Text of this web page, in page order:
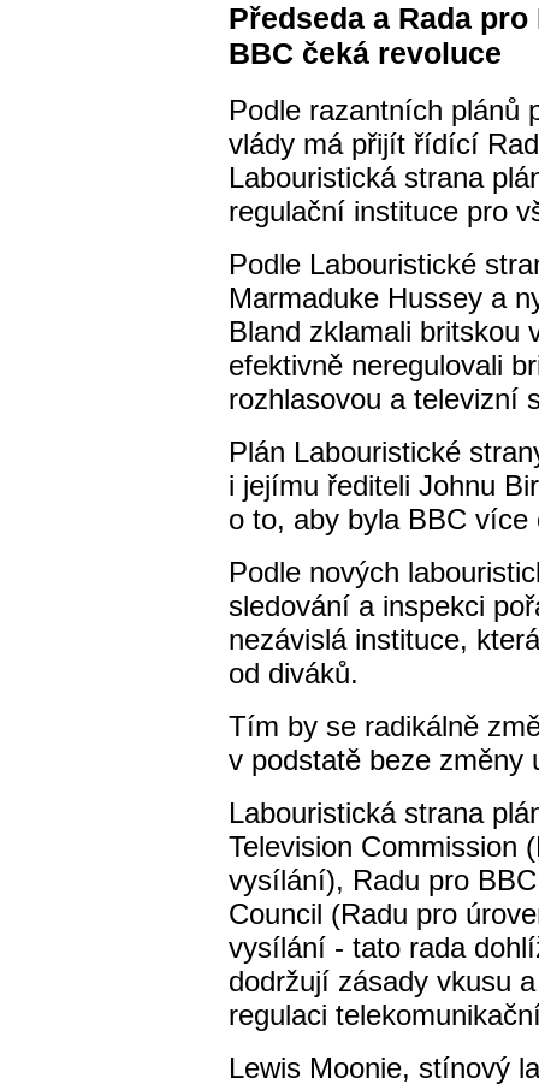
Předseda a Rada
BBC čeká revoluce
Podle razantních plánů
vlády má přijít řídící
Labouristická strana
regulační instituce pro
Podle Labouristické
Marmaduke Hussey a
Bland zklamali britskou
efektivně neregulovali
rozhlasovou a televizní
Plán Labouristické
i jejímu řediteli Johnu
o to, aby byla BBC více
Podle nových
sledování a inspekci
nezávislá instituce,
od diváků.
Tím by se radikálně
v podstatě beze změny
Labouristická strana
Television Commission
vysílání), Radu pro
Council (Radu pro
vysílání - tato rada
dodržují zásady vkusu
regulaci
Lewis Moonie, stínový